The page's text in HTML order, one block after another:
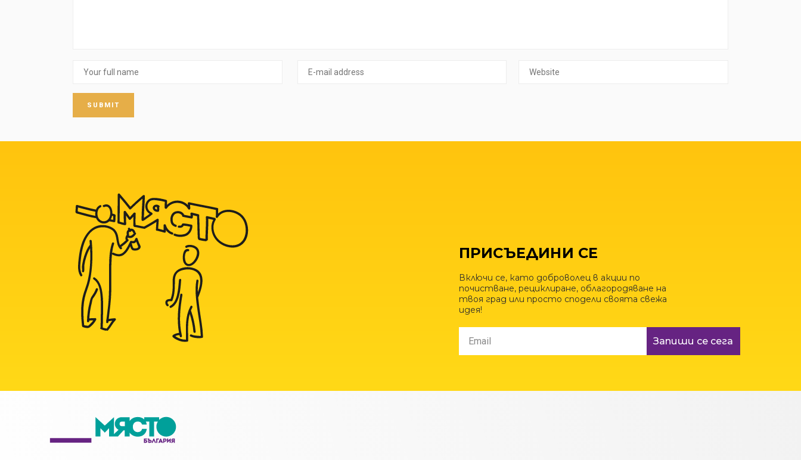
ПРИСЪЕДИНИ СЕ
Включи се, като доброволец в акции по
почистване, рециклиране, облагородяване на
твоя град или просто сподели своята свежа
идея!
Запиши се сега